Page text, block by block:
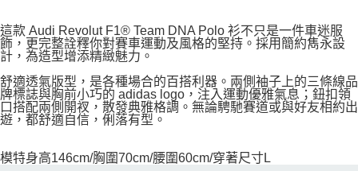
這款 Audi Revolut F1® Team DNA Polo 衫不只是一件車迷服
飾，更完整詮釋你對賽車運動及風格的堅持。採用簡約雋永設
計，為造型增添精緻魅力。
舒適透氣版型，是各種場合的百搭利器。兩側袖子上的三條線品
牌標誌與胸前小巧的 adidas logo，注入運動優雅氣息；鈕扣領
口搭配兩側開衩，散發典雅格調。無論騁馳賽道或與好友相約出
遊，都舒適自信，俐落有型。
模特身高146cm/胸圍70cm/腰圍60cm/穿著尺寸L